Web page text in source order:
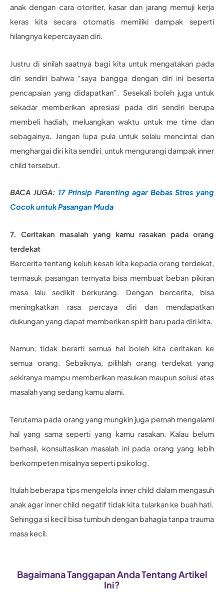
anak dengan cara otoriter, kasar dan jarang memuji kerja
keras kita secara otomatis memiliki dampak seperti
hilangnya kepercayaan diri.
Justru di sinilah saatnya bagi kita untuk mengatakan pada
diri sendiri bahwa “saya bangga dengan diri ini beserta
pencapaian yang didapatkan”. Sesekali boleh juga untuk
sekadar memberikan apresiasi pada diri sendiri berupa
membeli hadiah, meluangkan waktu untuk me time dan
sebagainya. Jangan lupa pula untuk selalu mencintai dan
menghargai diri kita sendiri, untuk mengurangi dampak inner
child tersebut.
BACA JUGA: 17 Prinsip Parenting agar Bebas Stres yang
Cocok untuk Pasangan Muda
7. Ceritakan masalah yang kamu rasakan pada orang
terdekat
Bercerita tentang keluh kesah kita kepada orang terdekat,
termasuk pasangan ternyata bisa membuat beban pikiran
masa lalu sedikit berkurang. Dengan bercerita, bisa
meningkatkan rasa percaya diri dan mendapatkan
dukungan yang dapat memberikan spirit baru pada diri kita.
Namun, tidak berarti semua hal boleh kita ceritakan ke
semua orang. Sebaiknya, pilihlah orang terdekat yang
sekiranya mampu memberikan masukan maupun solusi atas
masalah yang sedang kamu alami.
Terutama pada orang yang mungkin juga pernah mengalami
hal yang sama seperti yang kamu rasakan. Kalau belum
berhasil, konsultasikan masalah ini pada orang yang lebih
berkompeten misalnya seperti psikolog.
Itulah beberapa tips mengelola inner child dalam mengasuh
anak agar inner child negatif tidak kita tularkan ke buah hati.
Sehingga si kecil bisa tumbuh dengan bahagia tanpa trauma
masa kecil.
Bagaimana Tanggapan Anda Tentang Artikel
Ini?